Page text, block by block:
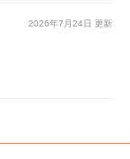
2026年7月24日 更新